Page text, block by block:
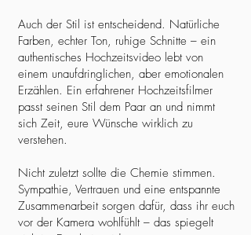
Auch der Stil ist entscheidend. Natürliche
Farben, echter Ton, ruhige Schnitte – ein
authentisches Hochzeitsvideo lebt von
einem unaufdringlichen, aber emotionalen
Erzählen. Ein erfahrener Hochzeitsfilmer
passt seinen Stil dem Paar an und nimmt
sich Zeit, eure Wünsche wirklich zu
verstehen.
Nicht zuletzt sollte die Chemie stimmen.
Sympathie, Vertrauen und eine entspannte
Zusammenarbeit sorgen dafür, dass ihr euch
vor der Kamera wohlfühlt – das spiegelt